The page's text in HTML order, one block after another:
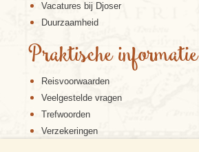
Vacatures bij Djoser
Duurzaamheid
Praktische informatie
Reisvoorwaarden
Veelgestelde vragen
Trefwoorden
Verzekeringen